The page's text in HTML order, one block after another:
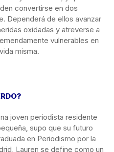
convertirse en dos
Dependerá de ellos avanzar
oxidadas y atreverse a
vulnerables en
misma.
joven periodista residente
supo que su futuro
en Periodismo por la
Lauren se define como un